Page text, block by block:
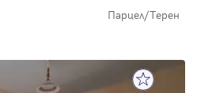
Парцел/Терен